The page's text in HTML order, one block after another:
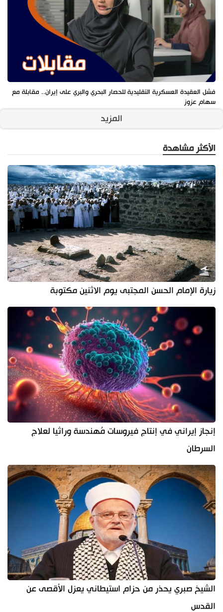
فشل العقيدة العسكرية التقليدية للحصار البحري والبري على إيران.. مقابلة مع
سهام عزوز
المزيد
الأكثر مشاهدة
زيارة الإمام الحسن المجتبى يوم الاثنين مكتوبة
إنجاز إيراني في إنتاج فيروسات مُهندسة وراثيا لعلاج
السرطان
الشيخ صبري يحذر من حزام استيطاني يعزل الأقصى عن
القدس